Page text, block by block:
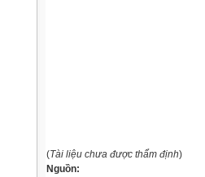
(Tài liệu chưa được thẩm định)
Nguồn: